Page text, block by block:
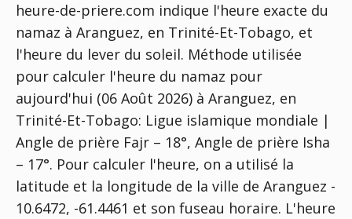
heure-de-priere.com indique l'heure exacte du
namaz à Aranguez, en Trinité-Et-Tobago, et
l'heure du lever du soleil. Méthode utilisée
pour calculer l'heure du namaz pour
aujourd'hui (06 Août 2026) à Aranguez, en
Trinité-Et-Tobago: Ligue islamique mondiale |
Angle de prière Fajr – 18°, Angle de prière Isha
– 17°. Pour calculer l'heure, on a utilisé la
latitude et la longitude de la ville de Aranguez -
10.6472, -61.4461 et son fuseau horaire. L'heure